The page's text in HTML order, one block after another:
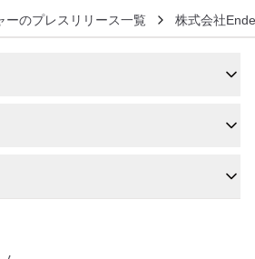
ーのプレスリリース一覧 株式会社